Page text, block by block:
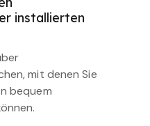
installierten
mit denen Sie
bequem